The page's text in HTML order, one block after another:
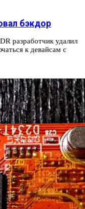
бэкдор
разработчик удалил
к девайсам с